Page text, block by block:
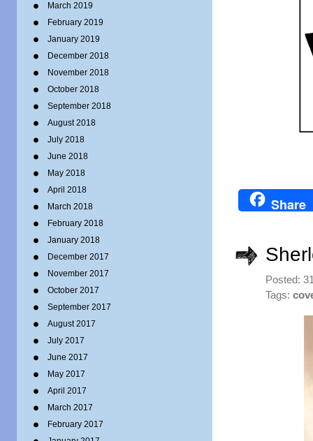
March 2019
February 2019
January 2019
December 2018
November 2018
October 2018
September 2018
August 2018
July 2018
June 2018
May 2018
April 2018
March 2018
February 2018
January 2018
December 2017
November 2017
October 2017
September 2017
August 2017
July 2017
June 2017
May 2017
April 2017
March 2017
February 2017
Share
Posted:
Tags: